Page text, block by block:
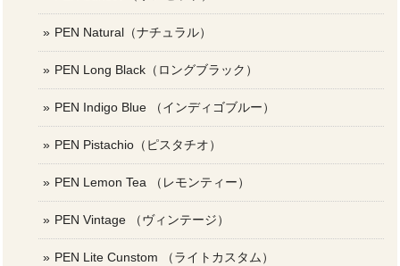
PEN Natural（ナチュラル）
PEN Long Black（ロングブラック）
PEN Indigo Blue （インディゴブルー）
PEN Pistachio（ピスタチオ）
PEN Lemon Tea （レモンティー）
PEN Vintage （ヴィンテージ）
PEN Lite Cunstom （ライトカスタム）